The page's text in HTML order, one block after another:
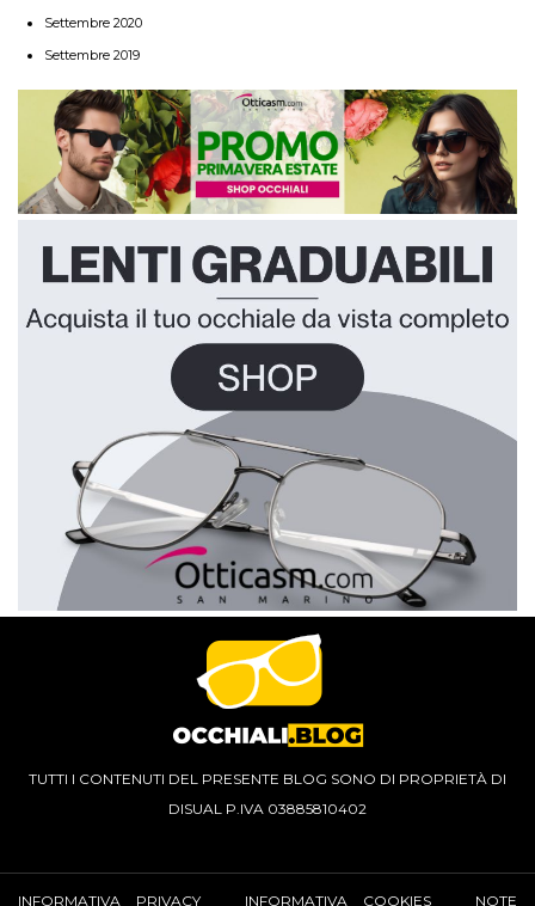
Settembre 2020
Settembre 2019
TUTTI I CONTENUTI DEL PRESENTE BLOG SONO DI PROPRIETÀ DI
DISUAL P.IVA 03885810402
INFORMATIVA PRIVACY INFORMATIVA COOKIES NOTE